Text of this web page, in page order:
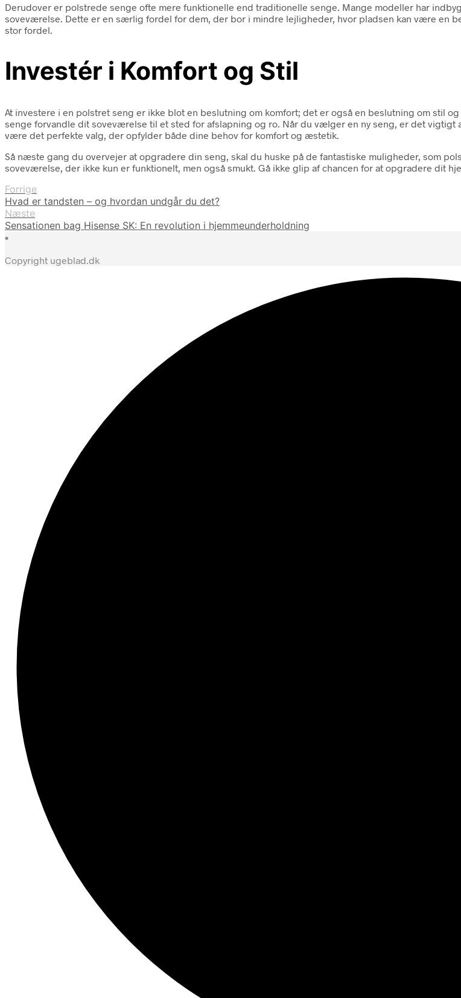
Derudover er polstrede senge ofte mere funktionelle end traditionelle senge. Mange modeller har
soveværelse. Dette er en særlig fordel for dem, der bor i mindre lejligheder, hvor pladsen kan være en
stor fordel.
Investér i Komfort og Stil
At investere i en polstret seng er ikke blot en beslutning om komfort; det er også en beslutning om stil
senge forvandle dit soveværelse til et sted for afslapning og ro. Når du vælger en ny seng, er det
være det perfekte valg, der opfylder både dine behov for komfort og æstetik.
Så næste gang du overvejer at opgradere din seng, skal du huske på de fantastiske muligheder, som
soveværelse, der ikke kun er funktionelt, men også smukt. Gå ikke glip af chancen for at opgradere dit
Forrige
Hvad er tandsten – og hvordan undgår du det?
Næste
Sensationen bag Hisense SK: En revolution i hjemmeunderholdning
•
Copyright ugeblad.dk